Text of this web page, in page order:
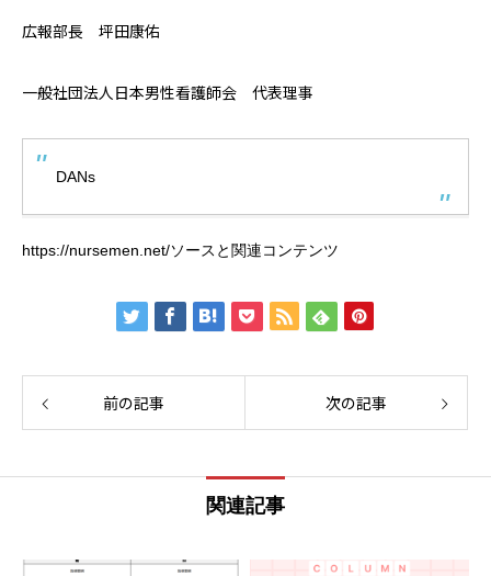
広報部長 坪田康佑
一般社団法人日本男性看護師会 代表理事
DANs
https://nursemen.net/ソースと関連コンテンツ
前の記事 次の記事
関連記事